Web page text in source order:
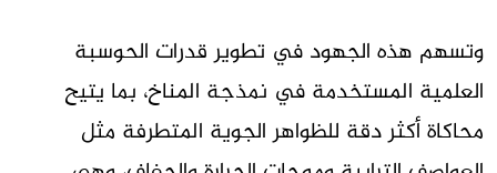
وتسهم هذه الجهود في تطوير قدرات الحوسبة
العلمية المستخدمة في نمذجة المناخ، بما يتيح
محاكاة أكثر دقة للظواهر الجوية المتطرفة مثل